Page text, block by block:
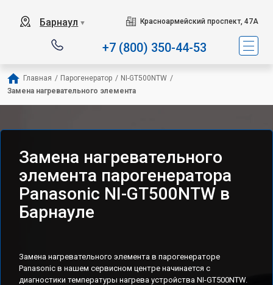
Барнаул ▼ Красноармейский проспект, 47А
+7 (800) 350-44-53
Главная / Парогенератор / NI-GT500NTW /
Замена нагревательного элемента
Замена нагревательного
элемента парогенератора
Panasonic NI-GT500NTW в
Барнауле
Замена нагревательного элемента в парогенераторе
Panasonic в нашем сервисном центре начинается с
диагностики температуры нагрева устройства NI-GT500NTW.